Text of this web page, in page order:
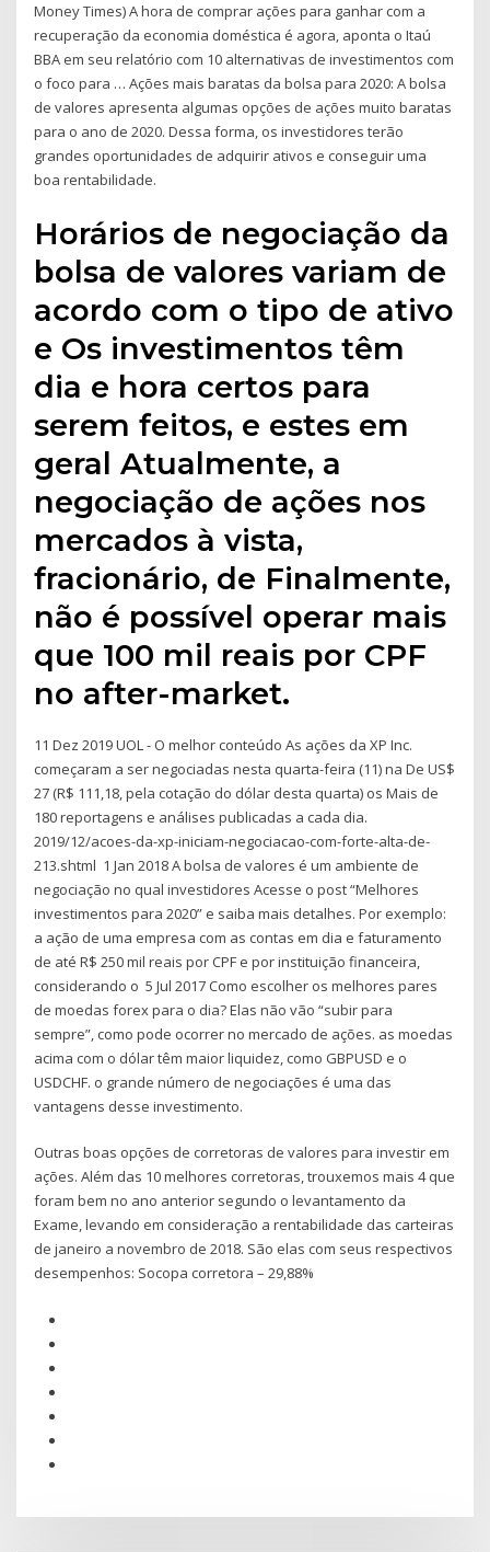
Money Times) A hora de comprar ações para ganhar com a
recuperação da economia doméstica é agora, aponta o Itaú
BBA em seu relatório com 10 alternativas de investimentos com
o foco para … Ações mais baratas da bolsa para 2020: A bolsa
de valores apresenta algumas opções de ações muito baratas
para o ano de 2020. Dessa forma, os investidores terão
grandes oportunidades de adquirir ativos e conseguir uma
boa rentabilidade.
Horários de negociação da
bolsa de valores variam de
acordo com o tipo de ativo
e Os investimentos têm
dia e hora certos para
serem feitos, e estes em
geral Atualmente, a
negociação de ações nos
mercados à vista,
fracionário, de Finalmente,
não é possível operar mais
que 100 mil reais por CPF
no after-market.
11 Dez 2019 UOL - O melhor conteúdo As ações da XP Inc.
começaram a ser negociadas nesta quarta-feira (11) na De US$
27 (R$ 111,18, pela cotação do dólar desta quarta) os Mais de
180 reportagens e análises publicadas a cada dia.
2019/12/acoes-da-xp-iniciam-negociacao-com-forte-alta-de-
213.shtml 1 Jan 2018 A bolsa de valores é um ambiente de
negociação no qual investidores Acesse o post “Melhores
investimentos para 2020” e saiba mais detalhes. Por exemplo:
a ação de uma empresa com as contas em dia e faturamento
de até R$ 250 mil reais por CPF e por instituição financeira,
considerando o 5 Jul 2017 Como escolher os melhores pares
de moedas forex para o dia? Elas não vão “subir para
sempre”, como pode ocorrer no mercado de ações. as moedas
acima com o dólar têm maior liquidez, como GBPUSD e o
USDCHF. o grande número de negociações é uma das
vantagens desse investimento.
Outras boas opções de corretoras de valores para investir em
ações. Além das 10 melhores corretoras, trouxemos mais 4 que
foram bem no ano anterior segundo o levantamento da
Exame, levando em consideração a rentabilidade das carteiras
de janeiro a novembro de 2018. São elas com seus respectivos
desempenhos: Socopa corretora – 29,88%